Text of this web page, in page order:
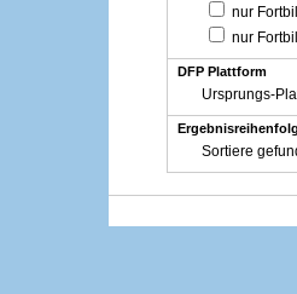
nur
nur
DFP Plattform
Ursprungs-
Sortiere